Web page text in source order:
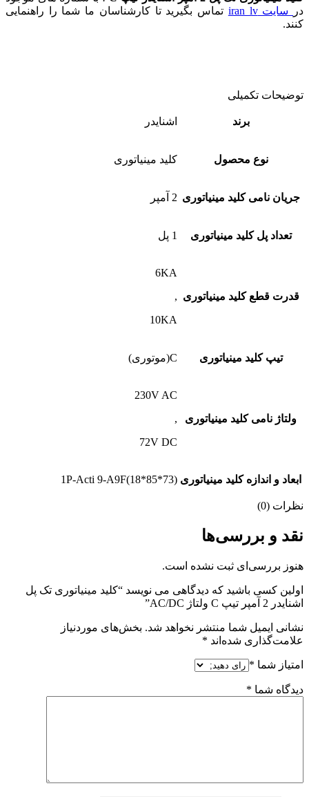
در
سایت iran lv
تماس بگیرید تا کارشناسان ما شما را راهنمایی
کنند.
توضیحات تکمیلی
برند اشنایدر
نوع محصول کلید مینیاتوری
جریان نامی کلید مینیاتوری 2 آمپر
تعداد پل کلید مینیاتوری 1 پل
قدرت قطع کلید مینیاتوری
6KA
,
10KA
تیپ کلید مینیاتوری C(موتوری)
ولتاژ نامی کلید مینیاتوری
230V AC
,
72V DC
ابعاد و اندازه کلید مینیاتوری 1P-Acti 9-A9F(18*85*73)
نظرات (0)
نقد و بررسی‌ها
هنوز بررسی‌ای ثبت نشده است.
اولین کسی باشید که دیدگاهی می نویسد “کلید مینیاتوری تک پل
اشنایدر 2 آمپر تیپ C ولتاژ AC/DC”
نشانی ایمیل شما منتشر نخواهد شد. بخش‌های موردنیاز
علامت‌گذاری شده‌اند *
امتیاز شما *
دیدگاه شما *